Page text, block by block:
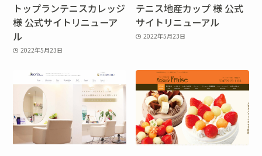
トップランテニスカレッジ
様 公式サイトリニューア
ル
2022年5月23日
テニス地産カップ 様 公式
サイトリニューアル
2022年5月23日